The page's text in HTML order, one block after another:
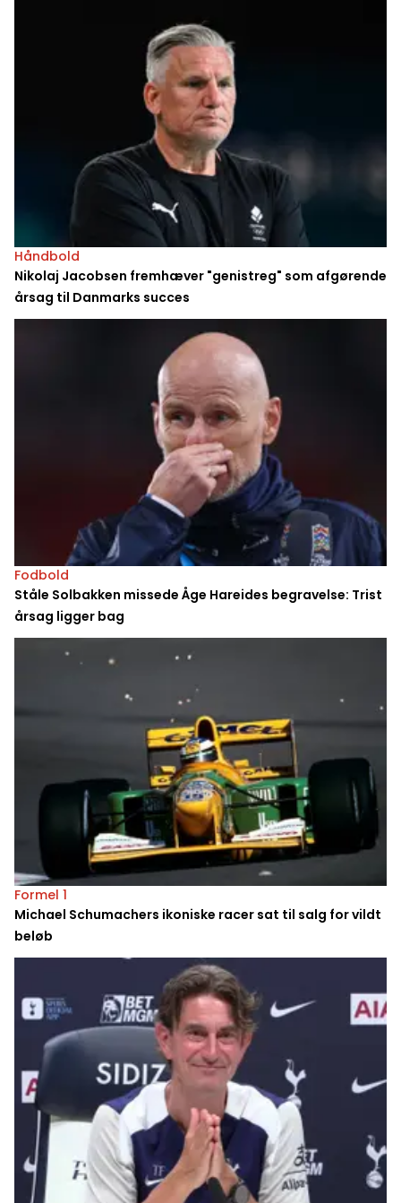
Håndbold
Nikolaj Jacobsen fremhæver "genistreg" som afgørende
årsag til Danmarks succes
Fodbold
Ståle Solbakken missede Åge Hareides begravelse: Trist
årsag ligger bag
Formel 1
Michael Schumachers ikoniske racer sat til salg for vildt
beløb